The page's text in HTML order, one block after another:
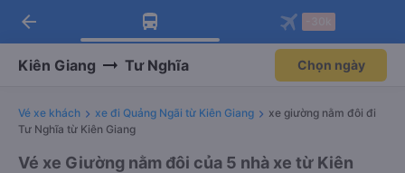
Tải app Vexere ngay!
Nhận ưu đãi thành viên độc
Mở app
Tải app Vexere
-30k/ghế khi đặt vé máy bay qua
Mở app
arrow_back
Kiên Giang Tư Nghĩa Chọn ngày
Vé xe khách xe đi Quảng Ngãi từ Kiên Giang
xe giường nằm đôi đi
Tư Nghĩa từ Kiên Giang
Vé xe Giường nằm đôi của 5 nhà xe từ Kiên